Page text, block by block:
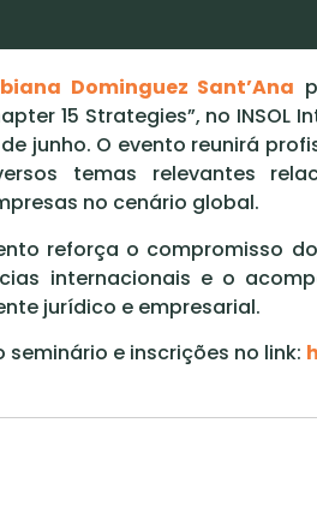
Dominguez Sant’Ana
15 Strategies”, no
junho. O evento reunirá
temas relevantes
no cenário global.
reforça o compromisso
internacionais e o
jurídico e empresarial.
seminário e inscrições no link: